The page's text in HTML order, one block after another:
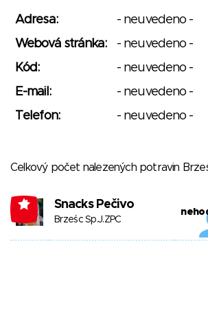
Adresa:
- neuvedeno -
Webová stránka:
- neuvedeno -
Kód:
- neuvedeno -
E-mail:
- neuvedeno -
Telefon:
- neuvedeno -
Celkový počet nalezených potravin
-1 Snacks Pečivo
Brześc Sp.J.ZPC